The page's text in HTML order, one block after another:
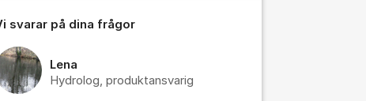
svarar på dina frågor
Lena
Hydrolog, produktansvarig